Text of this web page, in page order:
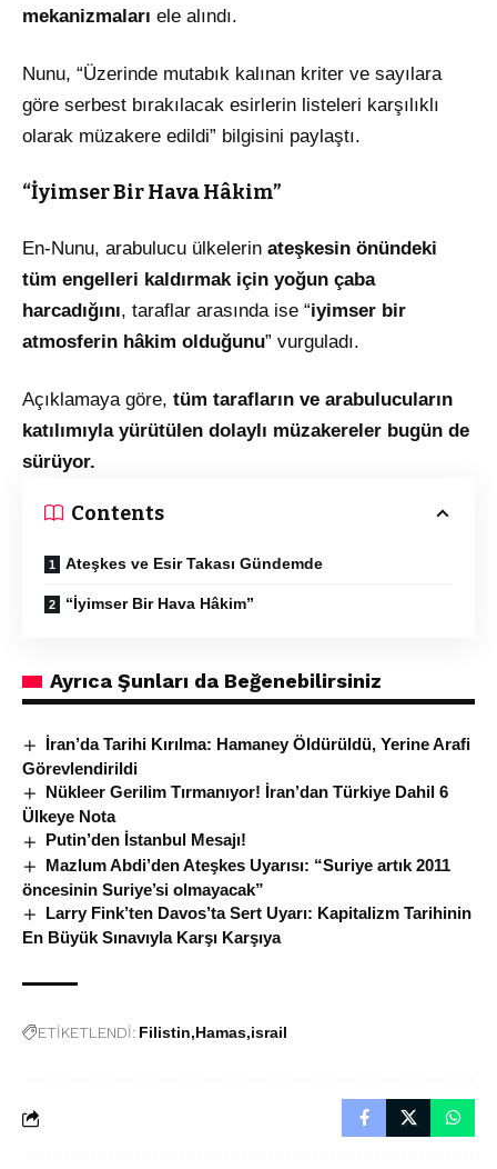
mekanizmaları ele alındı.
Nunu, “Üzerinde mutabık kalınan kriter ve sayılara
göre serbest bırakılacak esirlerin listeleri karşılıklı
olarak müzakere edildi” bilgisini paylaştı.
“İyimser Bir Hava Hâkim”
En-Nunu, arabulucu ülkelerin ateşkesin önündeki
tüm engelleri kaldırmak için yoğun çaba
harcadığını, taraflar arasında ise “iyimser bir
atmosferin hâkim olduğunu” vurguladı.
Açıklamaya göre, tüm tarafların ve arabulucuların
katılımıyla yürütülen dolaylı müzakereler bugün de
sürüyor.
Contents
Ateşkes ve Esir Takası Gündemde
“İyimser Bir Hava Hâkim”
Ayrıca Şunları da Beğenebilirsiniz
İran’da Tarihi Kırılma: Hamaney Öldürüldü, Yerine Arafi
Görevlendirildi
Nükleer Gerilim Tırmanıyor! İran’dan Türkiye Dahil 6
Ülkeye Nota
Putin’den İstanbul Mesajı!
Mazlum Abdi’den Ateşkes Uyarısı: “Suriye artık 2011
öncesinin Suriye’si olmayacak”
Larry Fink’ten Davos’ta Sert Uyarı: Kapitalizm Tarihinin
En Büyük Sınavıyla Karşı Karşıya
ETİKETLENDİ: Filistin Hamas israil